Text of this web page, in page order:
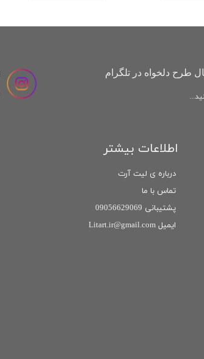
طرح دلخواه در تلگرام
اطلاعات بیشتر
درباره ی لیت آرت
تماس با ما
پشتیبانی 09056629069
ایمیل Litart.ir@gmail.com